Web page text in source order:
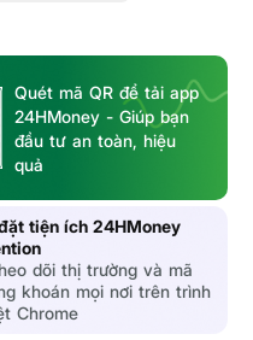
Quét mã QR để tải app
24HMoney - Giúp bạn
đầu tư an toàn, hiệu
quả
tiện ích 24HMoney
dõi thị trường và mã
khoán mọi nơi trên trình
Chrome